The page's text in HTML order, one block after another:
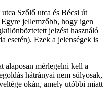
Szőlő utca és Bécsi út
Egyre jellemzőbb, hogy igen
jelzést használó
esetén). Ezek a jelenségek is
alaposan mérlegelni kell a
hátrányai nem súlyosak,
okán, amely utóbbi miatt